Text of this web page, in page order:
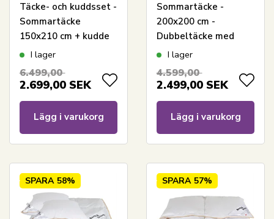
Täcke- och kuddsset -
Sommartäcke
150x210 cm + kudde
med gåsdun -
och kudde set - Borg
I lager
6.499,00
2.699,00 SEK
Lägg i varukorg
Sommartäcke -
200x200 cm -
Dubbeltäcke med
100% gåsdun - Borg
sommartäcke
I lager
4.599,00
2.499,00 SEK
Lägg i varukorg
SPARA 58% SPARA 57%